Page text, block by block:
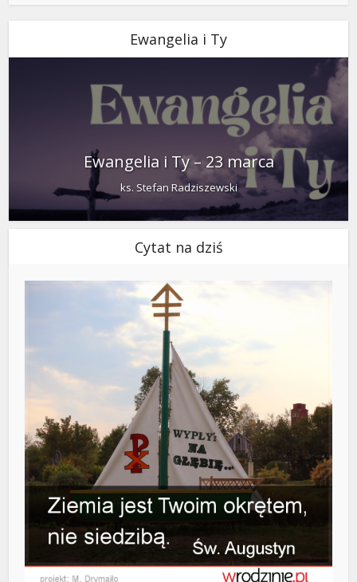
Ewangelia i Ty
Ewangelia i Ty – 23 marca
ks. Stefan Radziszewski
Cytat na dziś